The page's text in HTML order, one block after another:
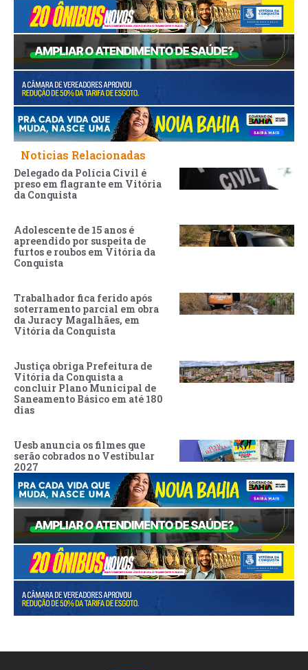
Noticias Relacionadas
Delegado da Polícia Civil é
preso em flagrante em Vitória
da Conquista
Adolescente de 15 anos é
apreendido por suspeita de
furtos e roubos em Vitória da
Conquista
Trabalhador fica ferido após
soterramento parcial em obra
da Juracy Magalhães, em
Vitória da Conquista
Justiça obriga Prefeitura de
Vitória da Conquista a
concluir Plano Municipal de
Saneamento Básico em até 180
dias
Uesb anuncia os filmes que
serão cobrados no Vestibular
2027